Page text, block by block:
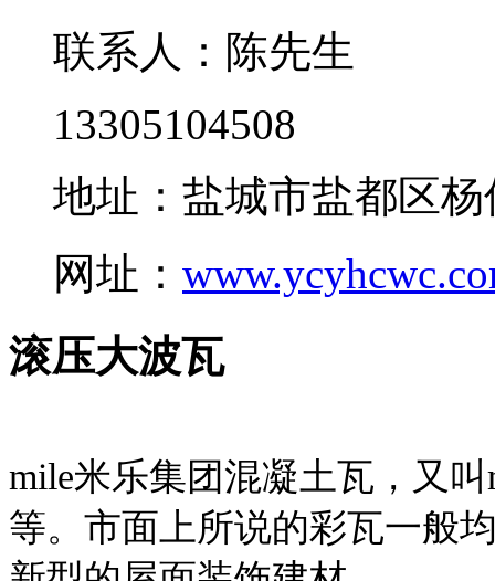
联系人：陈先生
13305104508
地址：盐城市盐都区
网址：
滚压大波瓦
mile米乐集团混凝土瓦，又
等。市面上所说的彩瓦一般